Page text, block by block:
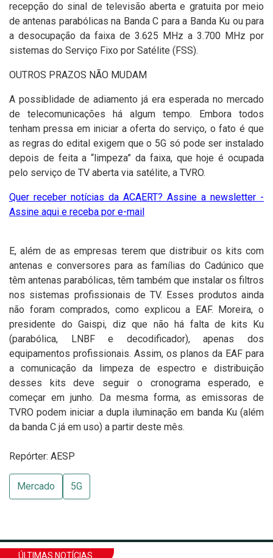
recepção do sinal de televisão aberta e gratuita por meio
de antenas parabólicas na Banda C para a Banda Ku ou para
a desocupação da faixa de 3.625 MHz a 3.700 MHz por
sistemas do Serviço Fixo por Satélite (FSS).
OUTROS PRAZOS NÃO MUDAM
A possiblidade de adiamento já era esperada no mercado
de telecomunicações há algum tempo. Embora todos
tenham pressa em iniciar a oferta do serviço, o fato é que
as regras do edital exigem que o 5G só pode ser instalado
depois de feita a “limpeza” da faixa, que hoje é ocupada
pelo serviço de TV aberta via satélite, a TVRO.
Quer receber notícias da ACAERT? Assine a newsletter -
Assine aqui e receba por e-mail
E, além de as empresas terem que distribuir os kits com
antenas e conversores para as famílias do Cadúnico que
têm antenas parabólicas, têm também que instalar os filtros
nos sistemas profissionais de TV. Esses produtos ainda
não foram comprados, como explicou a EAF. Moreira, o
presidente do Gaispi, diz que não há falta de kits Ku
(parabólica, LNBF e decodificador), apenas dos
equipamentos profissionais. Assim, os planos da EAF para
a comunicação da limpeza de espectro e distribuição
desses kits deve seguir o cronograma esperado, e
começar em junho. Da mesma forma, as emissoras de
TVRO podem iniciar a dupla iluminação em banda Ku (além
da banda C já em uso) a partir deste mês.
Repórter: AESP
Mercado 5G
ÚLTIMAS NOTÍCIAS